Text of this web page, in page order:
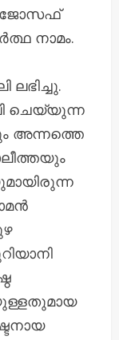
ജോസഫ്
നാമം.
ലഭിച്ചു.
ചെയ്യുന്ന
അന്നത്തെ